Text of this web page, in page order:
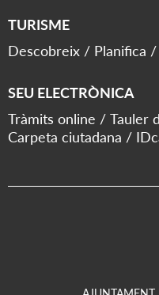
TURISME
Descobreix
Planifica
SEU ELECTRÒNICA
Tràmits online
Tauler
Carpeta ciutadana